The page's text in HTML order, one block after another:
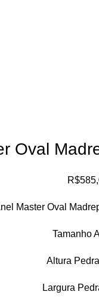
Oval
R$
Master Oval
Tamanho
Altura
Largura